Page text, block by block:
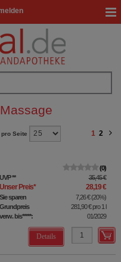
pro Seite 1 2
0
UVP** 35,45 €
Unser Preis* 28,19 €
Sie sparen 7,26 €(20%)
Grundpreis
281,90 €pro 1 l
verw. bis*****:
01/2029
Details